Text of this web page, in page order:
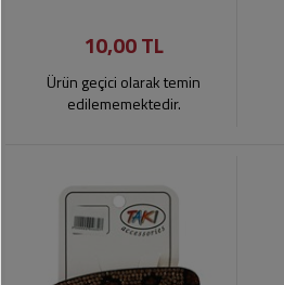
10,00 TL
Ürün geçici olarak temin
edilememektedir.